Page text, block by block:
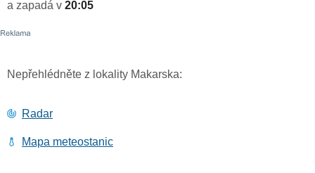
a zapadá v 20:05
Nepřehlédněte z lokality Makarska:
Radar
Mapa meteostanic